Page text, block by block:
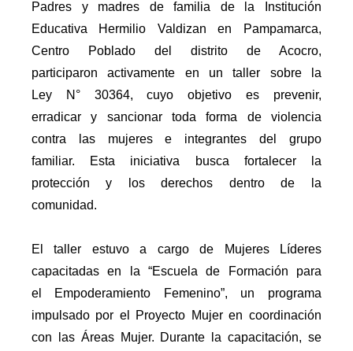
Padres y madres de familia de la Institución
Educativa Hermilio Valdizan en Pampamarca,
Centro Poblado del distrito de Acocro,
participaron activamente en un taller sobre la
Ley N° 30364, cuyo objetivo es prevenir,
erradicar y sancionar toda forma de violencia
contra las mujeres e integrantes del grupo
familiar. Esta iniciativa busca fortalecer la
protección y los derechos dentro de la
comunidad.
El taller estuvo a cargo de Mujeres Líderes
capacitadas en la “Escuela de Formación para
el Empoderamiento Femenino”, un programa
impulsado por el Proyecto Mujer en coordinación
con las Áreas Mujer. Durante la capacitación, se